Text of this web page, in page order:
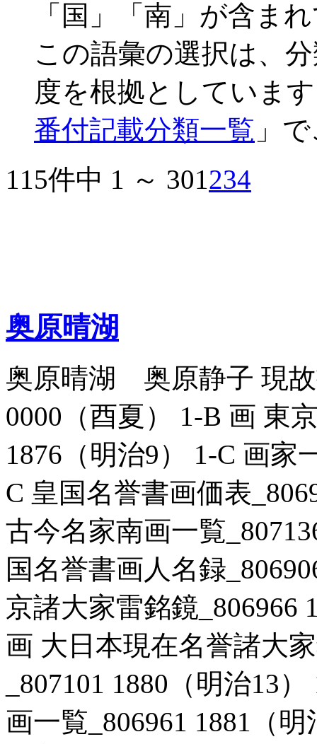
「国」「南」が含ま
この語彙の選択は、
度を根拠としていま
番付記載分類一覧 」
115件中 1 ～ 301234
奥原晴湖
奥原晴湖 奥原静子 現故
0000（酉夏） 1-B 画 東
1876（明治9） 1-C 画家
C 皇国名誉書画価表
古今名家南画一覧
国名誉書画人名録
京諸大家雷銘鏡_806966
画 大日本現在名誉諸大
_807101 1880（明治13
画一覧_806961 1881（